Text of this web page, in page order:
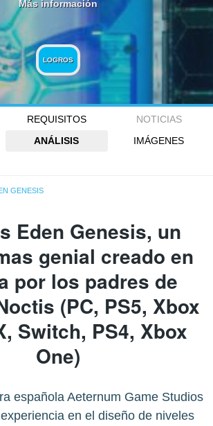
Más información
LOGROS
REQUISITOS
NOTICIAS
ANÁLISIS
IMÁGENES
GENESIS
Eden Genesis, un
genial creado en
por los padres de
(PC, PS5, Xbox
Switch, PS4, Xbox
One)
española Aeternum Game Studios
en el diseño de niveles